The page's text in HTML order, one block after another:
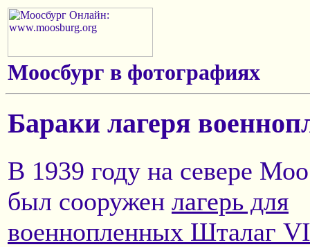
Моосбург в фотографиях
Бараки лагеря
В 1939 году на севере
был сооружен лагерь для
военнопленных Шталаг